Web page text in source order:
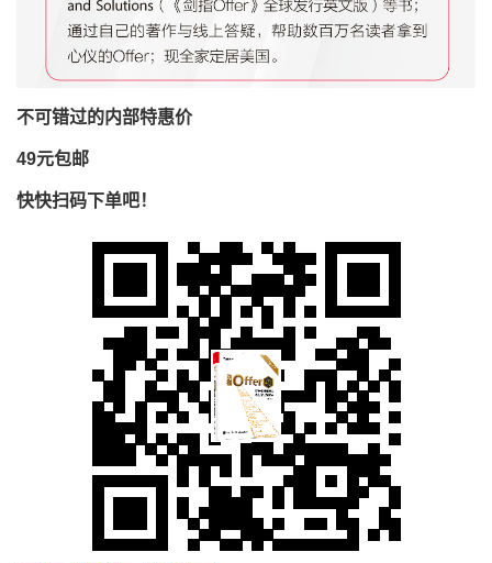
不可错过的内部特惠价
49元包邮
快快扫码下单吧！